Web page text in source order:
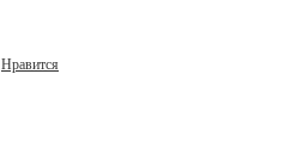
Нравится